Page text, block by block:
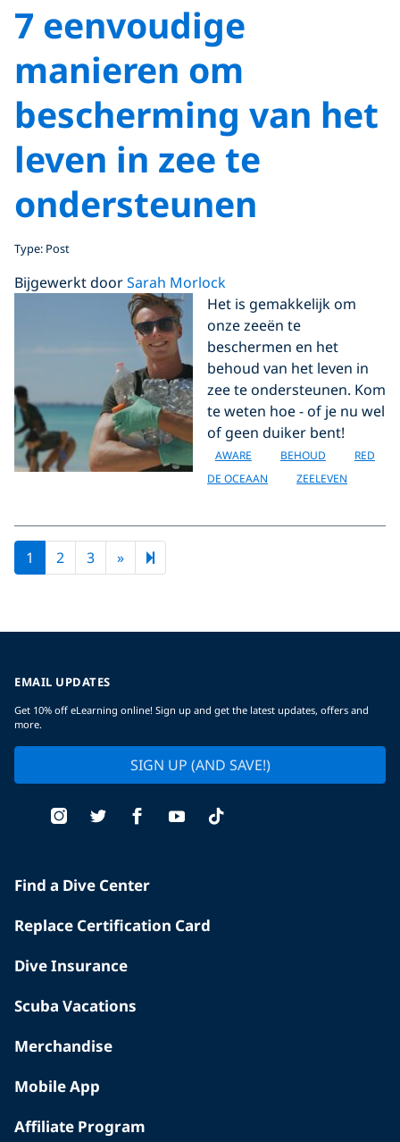
7 eenvoudige
manieren om
bescherming van het
leven in zee te
ondersteunen
Type: Post
Bijgewerkt doorSarah Morlock
Het is gemakkelijk om
onze zeeën te
beschermen en het
behoud van het leven in
zee te ondersteunen. Kom
te weten hoe - of je nu wel
of geen duiker bent!
AWARE BEHOUD
RED
DE OCEAAN
ZEELEVEN
1 2 3 »Next page
21
EMAIL UPDATES
Get 10% off eLearning online! Sign up and get the latest updates, offers and
more.
SIGN UP (AND SAVE!)
Find a Dive Center
Replace Certification Card
Dive Insurance
Scuba Vacations
Merchandise
Mobile App
Affiliate Program